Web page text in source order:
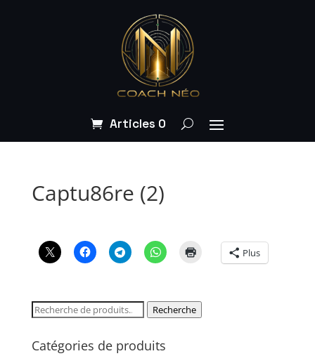
Articles 0
Captu86re (2)
Plus
Recherche
Recherche
Catégories de produits